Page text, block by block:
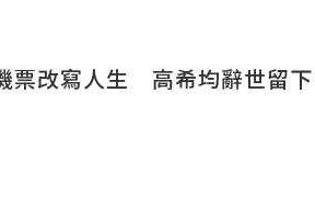
票改寫人生 高希均辭世留